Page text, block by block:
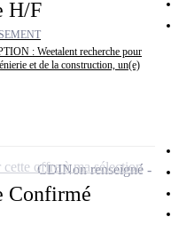
H/F
: Weetalent recherche pour
et de la construction, un(e)
Confirmé
CDINon renseigné
offre à ma sélection